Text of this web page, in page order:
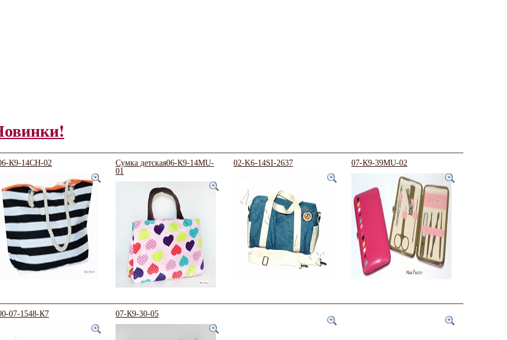
К9-14CH-02
Сумка детская06-К9-14MU-
01
02-K6-14SI-2637 07-К9-39MU-02
07-1548-К7 07-К9-30-05